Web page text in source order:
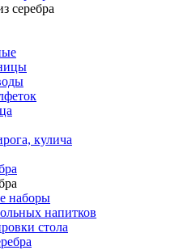
серебра
кулича
наборы
напитков
стола